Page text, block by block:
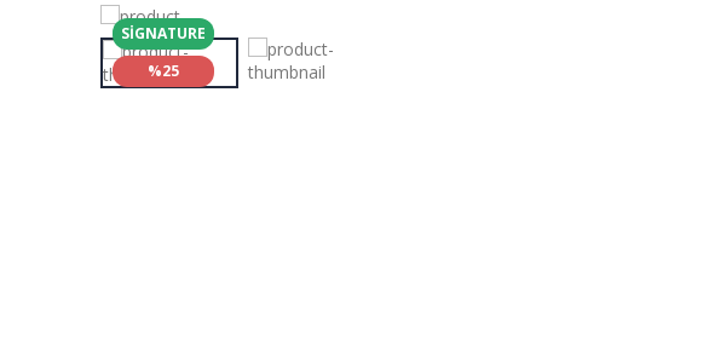
SIGNATURE
%25